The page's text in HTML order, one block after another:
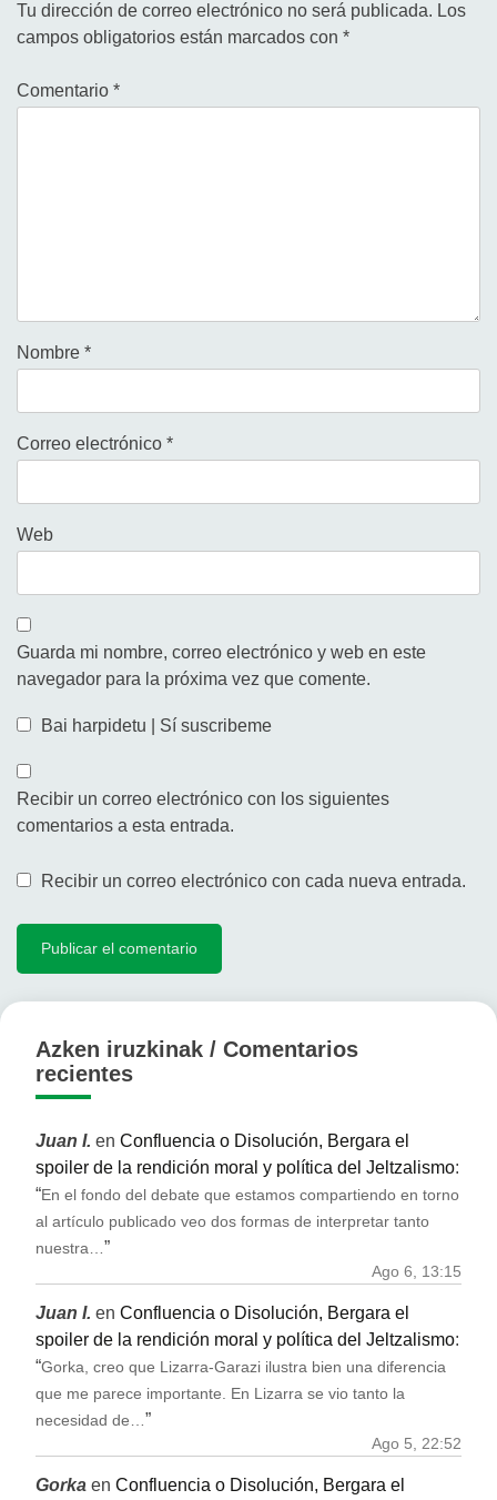
Tu dirección de correo electrónico no será publicada. Los
campos obligatorios están marcados con *
Comentario *
Nombre *
Correo electrónico *
Web
Guarda mi nombre, correo electrónico y web en este
navegador para la próxima vez que comente.
Bai harpidetu | Sí suscribeme
Recibir un correo electrónico con los siguientes
comentarios a esta entrada.
Recibir un correo electrónico con cada nueva entrada.
Azken iruzkinak / Comentarios
recientes
Juan I. en Confluencia o Disolución, Bergara el
spoiler de la rendición moral y política del Jeltzalismo:
“En el fondo del debate que estamos compartiendo en torno
al artículo publicado veo dos formas de interpretar tanto
nuestra…”
Ago 6, 13:15
Juan I. en Confluencia o Disolución, Bergara el
spoiler de la rendición moral y política del Jeltzalismo:
“Gorka, creo que Lizarra-Garazi ilustra bien una diferencia
que me parece importante. En Lizarra se vio tanto la
necesidad de… ”
Ago 5, 22:52
Gorka en Confluencia o Disolución, Bergara el